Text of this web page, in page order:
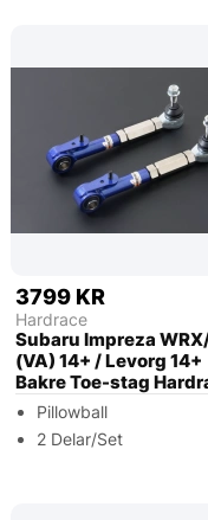
3799 KR
Hardrace
Subaru Impreza
(VA) 14+ / Levorg 14+
Bakre Toe-stag
Pillowball
2 Delar/Set